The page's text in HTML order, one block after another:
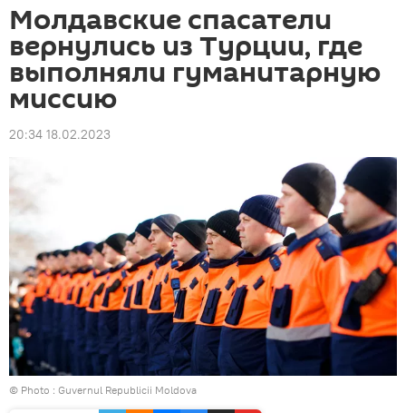
Молдавские спасатели
вернулись из Турции, где
выполняли гуманитарную
миссию
20:34 18.02.2023
© Photo : Guvernul Republicii Moldova